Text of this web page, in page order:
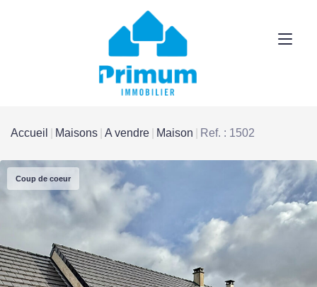
Accueil Maisons A vendre Maison Ref. : 1502
Coup de coeur